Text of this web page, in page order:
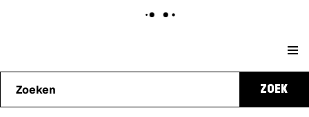
Genk
kunnen
we je
ZOEK